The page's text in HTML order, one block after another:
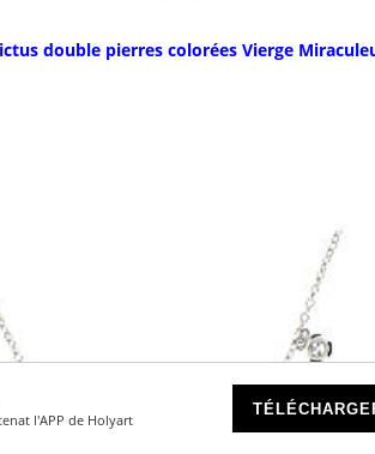
l'APP de Holyart
double pierres colorées Vierge